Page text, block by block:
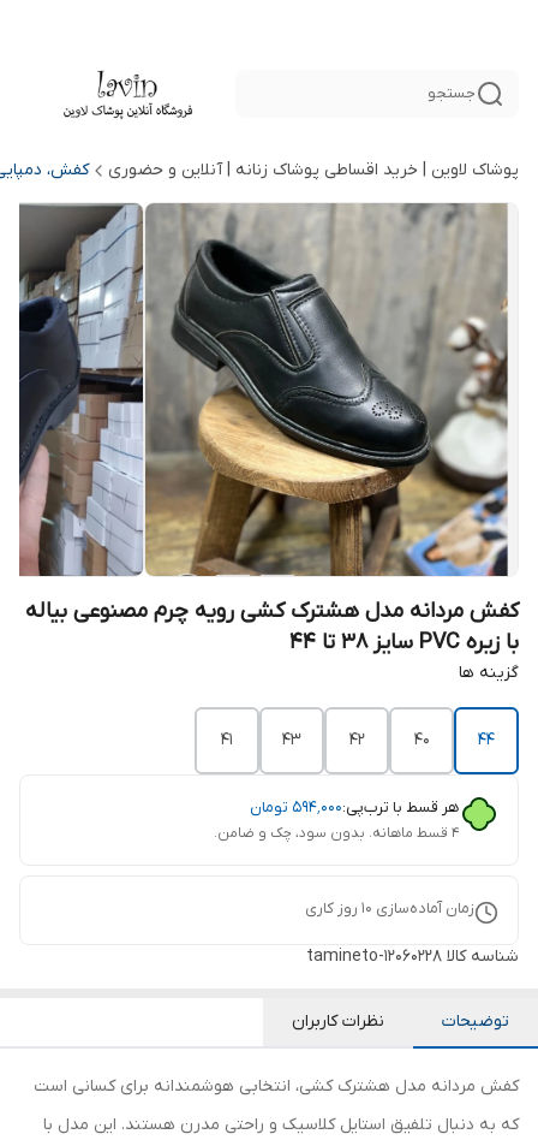
جستجو
پوشاک لاوین | خرید اقساطی پوشاک زنانه | آنلاین و حضوری کفش،
کفش مردانه مدل هشترک کشی رویه چرم مصنوعی بیاله
با زیره PVC سایز 38 تا 44
گزینه ها
44
40
42
43
41
هر قسط با ترب‌پی:۵۹۴٬۰۰۰ تومان
۴ قسط ماهانه. بدون سود، چک و ضامن.
زمان آماده‌سازی 10 روز کاری
شناسه کالا tamineto-12060228
توضیحات نظرات کاربران
کفش مردانه مدل هشترک کشی، انتخابی هوشمندانه برای کسانی است
که به دنبال تلفیق استایل کلاسیک و راحتی مدرن هستند. این مدل با